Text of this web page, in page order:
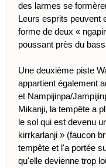
des larmes se
Leurs esprits peuvent
forme de deux «
poussant près du
Une deuxième piste
appartient également
et Nampijinpa/
Mikanji, la tempête a
le sol qui est devenu
kirrkarlanji » (faucon
tempête et l'a portée
qu'elle devienne trop